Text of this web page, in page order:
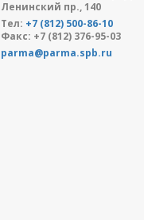
Ленинский пр., 140
Тел: +7 (812) 500-86-10
Факс: +7 (812) 376-95-03
parma@parma.spb.ru